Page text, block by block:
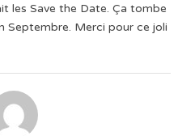
les Save the Date. Ça tombe
Septembre. Merci pour ce joli